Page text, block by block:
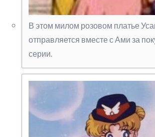
В этом милом розовом платье
отправляется вместе с Ами за
серии.